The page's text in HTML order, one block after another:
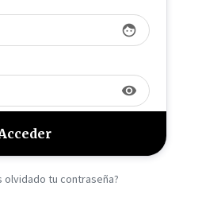
face
visibility
olvidado tu contraseña?